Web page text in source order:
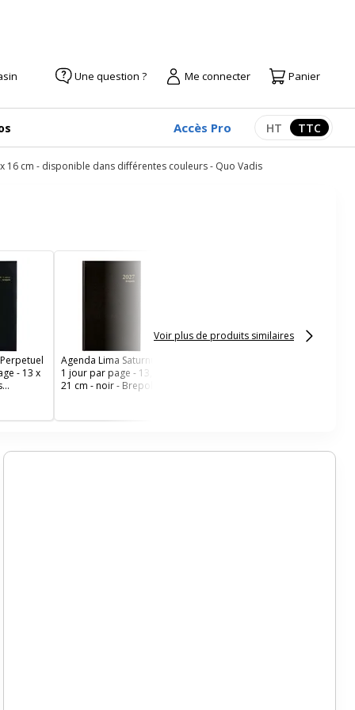
Une question ? Me connecter Panier
Accès Pro Afficher les
HT TTC
16 cm - disponible dans différentes couleurs - Quo Vadis
- 13 x
Agenda Lima Saturnus -
1 jour par page - 13,5 x
21 cm - noir - Brepols
Voir plus de produits similaires